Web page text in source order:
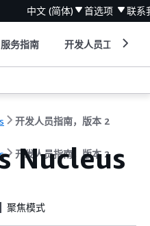
中文 (简体) 首选项 联系
服务指南 开发人员工具
开发人员指南，版本 2
开发人员指南，版本 2
Nucleus
聚焦模式